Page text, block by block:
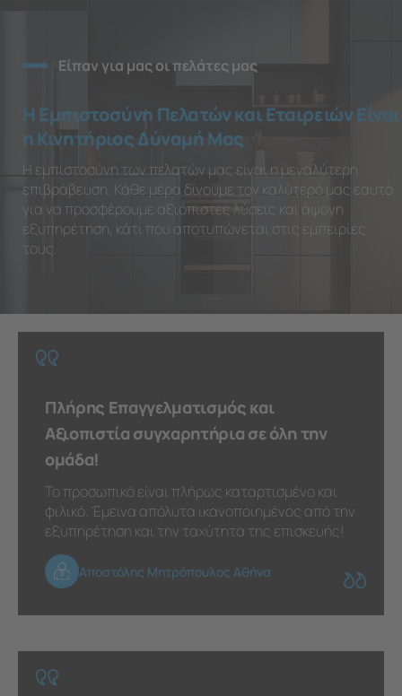
Είπαν για μας οι πελάτες μας
Η Εμπιστοσύνη Πελατών και Εταιρειών Είναι
η Κινητήριος Δύναμή Μας
Η εμπιστοσύνη των πελατών μας είναι η μεγαλύτερη
επιβράβευση. Κάθε μέρα δίνουμε τον καλύτερό μας εαυτό
για να προσφέρουμε αξιόπιστες λύσεις και άψογη
εξυπηρέτηση, κάτι που αποτυπώνεται στις εμπειρίες
τους.
Πλήρης Επαγγελματισμός και
Αξιοπιστία συγχαρητήρια σε όλη την
ομάδα!
Το προσωπικό είναι πλήρως καταρτισμένο και
φιλικό. Έμεινα απόλυτα ικανοποιημένος από την
εξυπηρέτηση και την ταχύτητα της επισκευής!
Αποστόλης Μητρόπουλος Αθήνα